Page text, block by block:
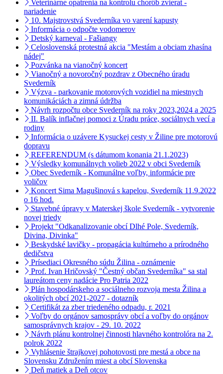
Veterinárne opatrenia na kontrolu chorôb zvierat -
nariadenie
10. Majstrovstvá Svederníka vo varení kapusty
Informácia o odpočte vodomerov
Detský karneval - Fašiangy
Celoslovenská protestná akcia "Mestám a obciam zhasína
nádej"
Pozvánka na vianočný koncert
Vianočný a novoročný pozdrav z Obecného úradu
Svederník
Výzva - parkovanie motorových vozidiel na miestnych
komunikáciách a zimná údržba
Návrh rozpočtu obce Svederník na roky 2023,2024 a 2025
II. Balík inflačnej pomoci z Úradu práce, sociálnych vecí a
rodiny
Informácia o uzávere Kysuckej cesty v Žiline pre motorovú
dopravu
REFERENDUM (s dátumom konania 21.1.2023)
Výsledky komunálnych volieb 2022 v obci Svederník
Obec Svederník - Komunálne voľby, informácie pre
voličov
Koncert Sima Magušinová s kapelou, Svederník 11.9.2022
o 16 hod.
Stavebné úpravy v Materskej škole Svederník - vytvorenie
novej triedy
Projekt "Odkanalizovanie obcí Dlhé Pole, Svederník,
Divina, Divinka"
Beskydské lavičky - propagácia kultúrneho a prírodného
dedičstva
Prísediaci Okresného súdu Žilina - oznámenie
Prof. Ivan Hričovský "Čestný občan Svederníka" sa stal
laureátom ceny nadácie Pro Patria 2022
Plán hospodárskeho a sociálneho rozvoja mesta Žilina a
okolitých obcí 2021-2027 - dotazník
Certifikát za zber triedeného odpadu, r. 2021
Voľby do orgánov samosprávy obcí a voľby do orgánov
samosprávnych krajov - 29. 10. 2022
Návrh plánu kontrolnej činnosti hlavného kontrolóra na 2.
polrok 2022
Vyhlásenie štrajkovej pohotovosti pre mestá a obce na
Slovensku Združením miest a obcí Slovenska
Deň matiek a Deň otcov